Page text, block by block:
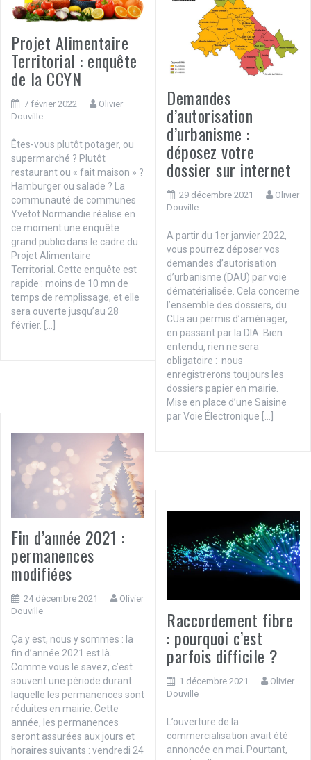
Projet Alimentaire
Territorial : enquête
de la CCYN
7 février 2022
Olivier
Douville
Êtes-vous plutôt potager, ou
supermarché ? Plutôt
restaurant ou « fait maison » ?
Hamburger ou salade ? La
communauté de communes
Yvetot Normandie réalise en
ce moment une enquête
grand public dans le cadre du
Projet Alimentaire
Territorial. Cette enquête est
rapide : moins de 10 mn de
temps de remplissage, et elle
sera ouverte jusqu’au 28
février. […]
Demandes
d’autorisation
d’urbanisme :
déposez votre
dossier sur internet
29 décembre 2021
Olivier
Douville
A partir du 1er janvier 2022,
vous pourrez déposer vos
demandes d’autorisation
d’urbanisme (DAU) par voie
dématérialisée. Cela concerne
l’ensemble des dossiers, du
CUa au permis d’aménager,
en passant par la DIA. Bien
entendu, rien ne sera
obligatoire : nous
enregistrerons toujours les
dossiers papier en mairie.
Mise en place d’une Saisine
par Voie Électronique […]
Fin d’année 2021 :
permanences
modifiées
24 décembre 2021
Olivier
Douville
Ça y est, nous y sommes : la
fin d’année 2021 est là.
Comme vous le savez, c’est
souvent une période durant
laquelle les permanences sont
réduites en mairie. Cette
année, les permanences
seront assurées aux jours et
horaires suivants : vendredi 24
Raccordement fibre
: pourquoi c’est
parfois difficile ?
1 décembre 2021
Olivier
Douville
L’ouverture de la
commercialisation avait été
annoncée en mai. Pourtant,